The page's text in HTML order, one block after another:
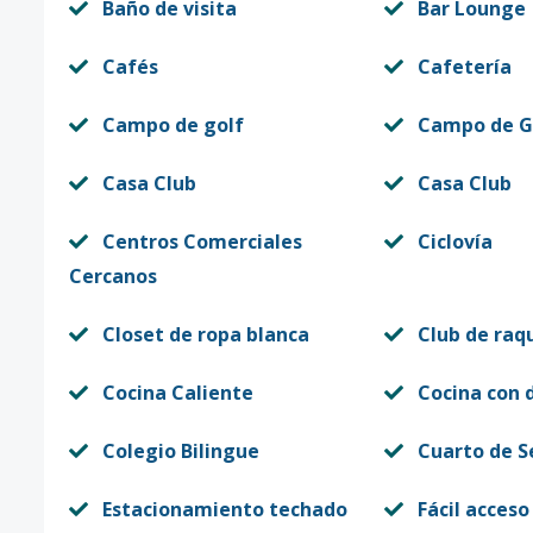
Baño de visita Bar Lounge
Cafés Cafetería
Campo de golf Campo de
Casa Club Casa Club
Centros Comerciales
Cercanos
Ciclovía
Closet de ropa blanca Club de
Cocina Caliente Cocina con
Colegio Bilingue Cuarto de
Estacionamiento techado
Fácil